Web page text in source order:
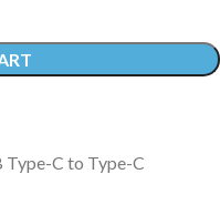
Type-C to Type-C